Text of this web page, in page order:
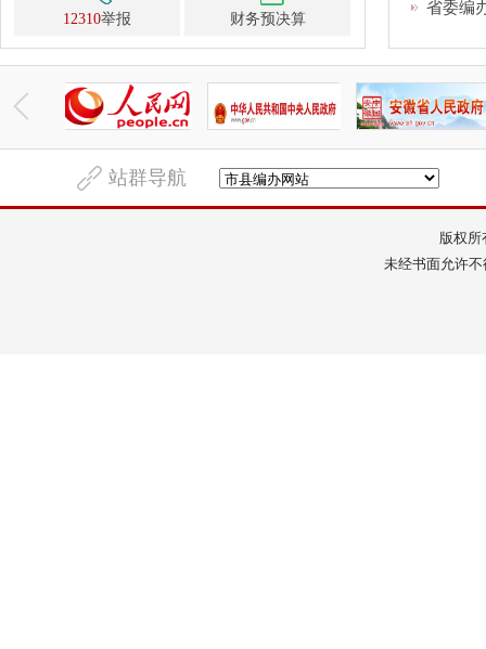
12310举报 财务预决算
省委编
站群导航
版权
未经书面允许